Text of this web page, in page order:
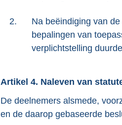
2.
Na beëindiging van
bepalingen van
verplichtstelling
Artikel 4. Naleven van
De deelnemers alsmede,
en de daarop gebaseerde